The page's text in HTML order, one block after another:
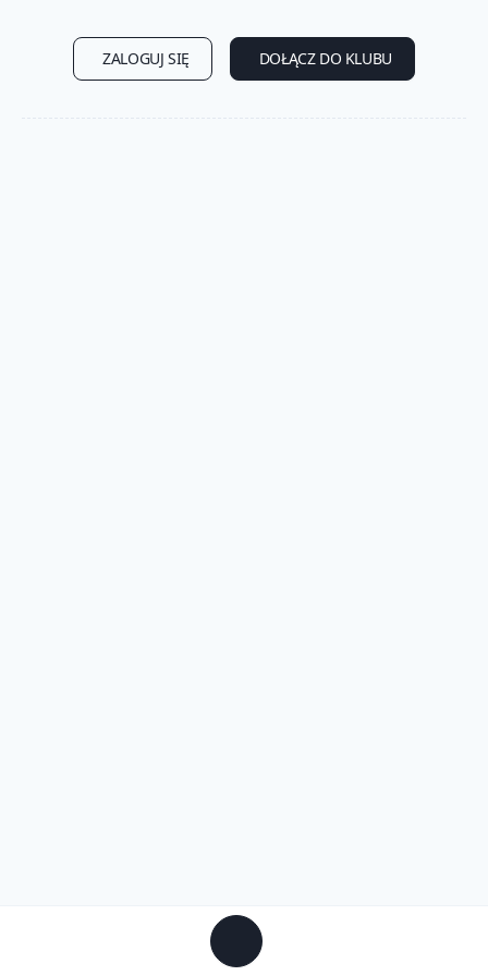
ZALOGUJ SIĘ DOŁĄCZ DO KLUBU